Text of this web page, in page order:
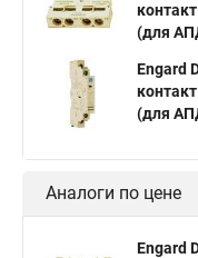
(для
Engard
(для
Аналоги по цене
Engard